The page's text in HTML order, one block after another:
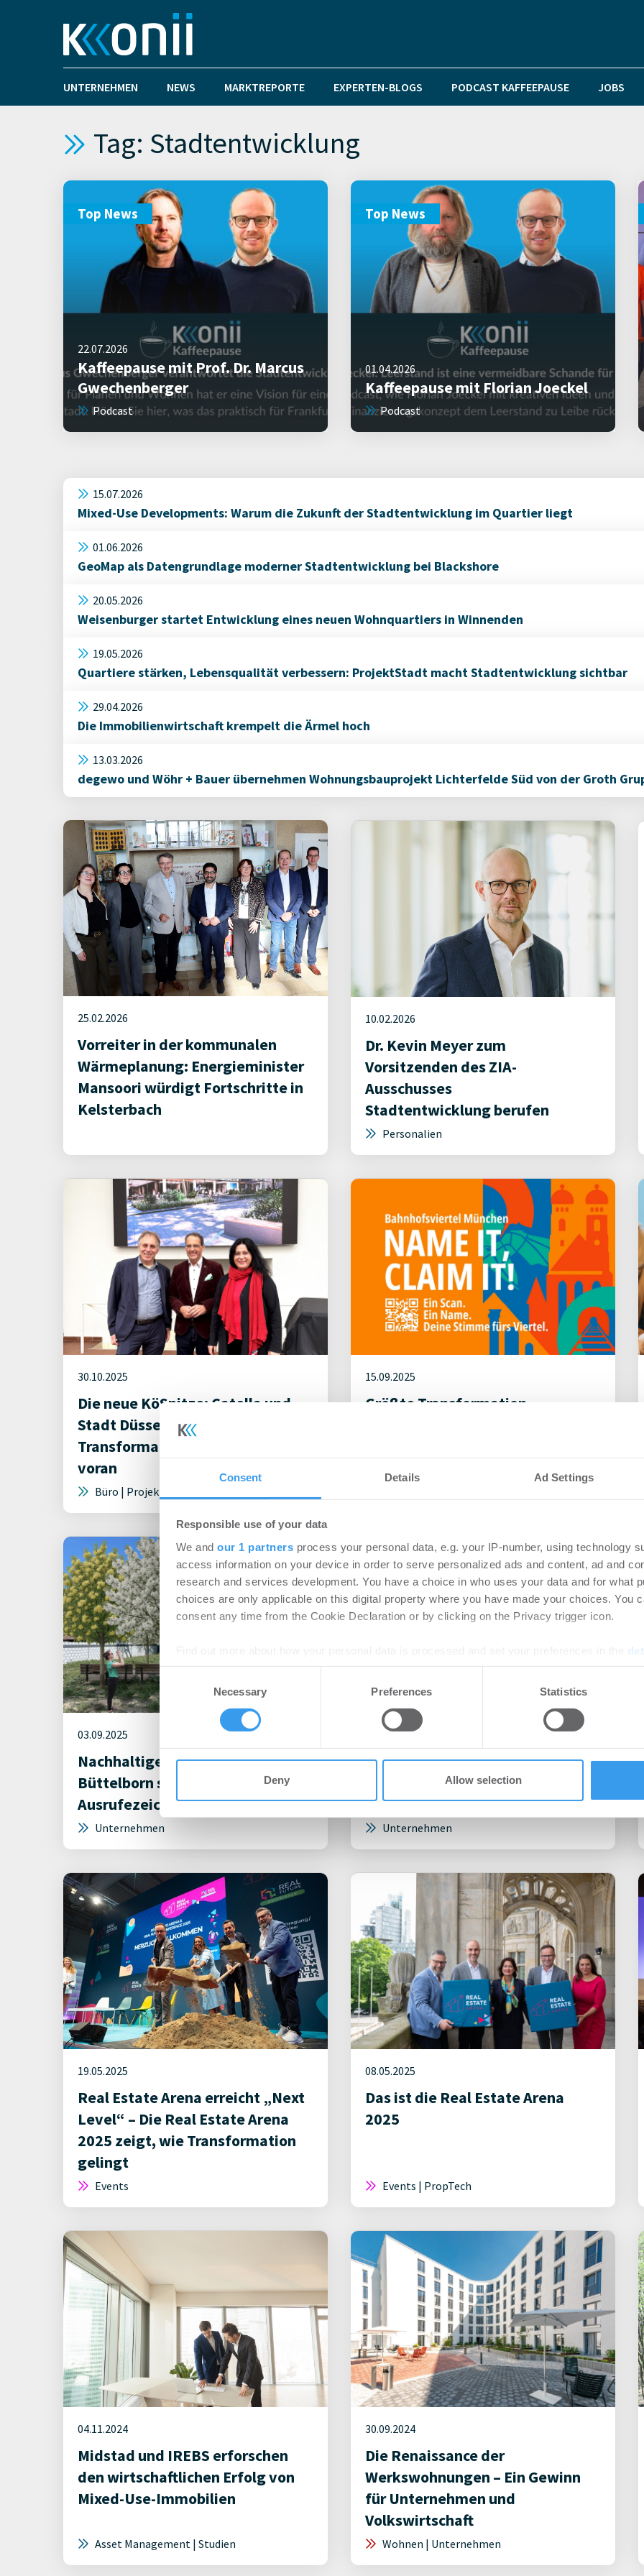
Consent Details Ad Settings
Responsible use of your data
We and our 1 partners process your personal data, e.g. your IP-number, using technology
access information on your device in order to serve personalized ads and content, ad and
research and services development. You have a choice in who uses your data and for what
choices are only applicable on this digital property where you have made your choices. You
consent any time from the Cookie Declaration or by clicking on the Privacy trigger icon.
We use cookies to personalise content and ads, to provide social media features and to
other information that you’ve provided to them or that they’ve collected from your use of their
Consent
Selection
Necessary Preferences Statistics
Deny Allow selection
UNTERNEHMEN NEWS MARKTREPORTE EXPERTEN-BLOGS PODCAST KAFFEEPAUSE JOBS
Tag: Stadtentwicklung
Top News
22.07.2026
Kaffeepause mit Prof. Dr. Marcus
Gwechenberger
Podcast
Top News
01.04.2026
Kaffeepause mit Florian Joeckel
Podcast
15.07.2026
Mixed-Use Developments: Warum die Zukunft der Stadtentwicklung im Quartier liegt
01.06.2026
GeoMap als Datengrundlage moderner Stadtentwicklung bei Blackshore
20.05.2026
Weisenburger startet Entwicklung eines neuen Wohnquartiers in Winnenden
19.05.2026
Quartiere stärken, Lebensqualität verbessern: ProjektStadt macht Stadtentwicklung sichtbar
29.04.2026
Die Immobilienwirtschaft krempelt die Ärmel hoch
13.03.2026
degewo und Wöhr + Bauer übernehmen Wohnungsbauprojekt Lichterfelde Süd von der Groth
25.02.2026
Vorreiter in der kommunalen
Wärmeplanung: Energieminister
Mansoori würdigt Fortschritte in
Kelsterbach
10.02.2026
Dr. Kevin Meyer zum
Vorsitzenden des ZIA-
Ausschusses
Stadtentwicklung berufen
Personalien
30.10.2025
Die neue KöSpitze: Catella und
Stadt Düsseldorf treiben
Transformation des Quartiers
voran
Büro | Projekte
15.09.2025
Größte Transformation
03.09.2025
Nachhaltige Stadtplanung:
Büttelborn setzt zwei
Ausrufezeichen
Unternehmen
09.07.2025
Kelsterbach: Grünflächen statt
Unternehmen
19.05.2025
Real Estate Arena erreicht „Next
Level“ – Die Real Estate Arena
2025 zeigt, wie Transformation
gelingt
Events
08.05.2025
Das ist die Real Estate Arena
2025
Events | PropTech
04.11.2024
Midstad und IREBS erforschen
den wirtschaftlichen Erfolg von
Mixed-Use-Immobilien
Asset Management | Studien
30.09.2024
Die Renaissance der
Werkswohnungen – Ein Gewinn
für Unternehmen und
Volkswirtschaft
Wohnen | Unternehmen